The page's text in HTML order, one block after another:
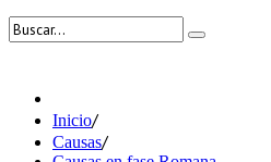
Inicio/
Causas/